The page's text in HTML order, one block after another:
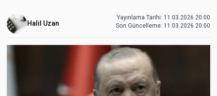
Halil Uzan
Yayınlama Tarihi: 11.03.2026 20:00
Son Güncelleme: 11.03.2026 20:00